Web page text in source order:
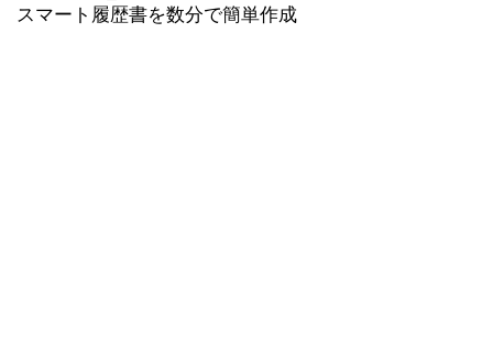
スマート履歴書を数分で簡単作成